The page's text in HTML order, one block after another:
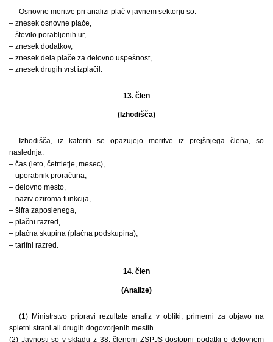
Osnovne meritve pri analizi plač v javnem sektorju so:
– znesek osnovne plače,
– število porabljenih ur,
– znesek dodatkov,
– znesek dela plače za delovno uspešnost,
– znesek drugih vrst izplačil.
13. člen
(Izhodišča)
Izhodišča, iz katerih se opazujejo meritve iz prejšnjega člena, so
naslednja:
– čas (leto, četrtletje, mesec),
– uporabnik proračuna,
– delovno mesto,
– naziv oziroma funkcija,
– šifra zaposlenega,
– plačni razred,
– plačna skupina (plačna podskupina),
– tarifni razred.
14. člen
(Analize)
(1) Ministrstvo pripravi rezultate analiz v obliki, primerni za objavo na
spletni strani ali drugih dogovorjenih mestih.
(2) Javnosti so v skladu z 38. členom ZSPJS dostopni podatki o delovnem